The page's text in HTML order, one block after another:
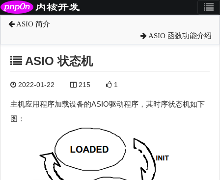
ASIO 简介
ASIO 函数功能介绍
ASIO 状态机
2022-01-22 215 1
主机应用程序加载设备的ASIO驱动程序，其时序状态机如下
图：